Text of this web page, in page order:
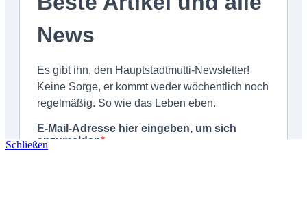
Schließen